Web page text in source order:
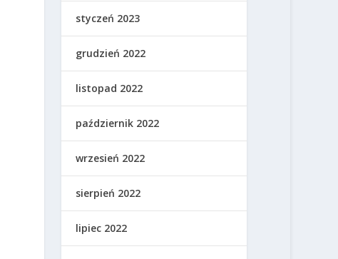
styczeń 2023
grudzień 2022
listopad 2022
październik 2022
wrzesień 2022
sierpień 2022
lipiec 2022